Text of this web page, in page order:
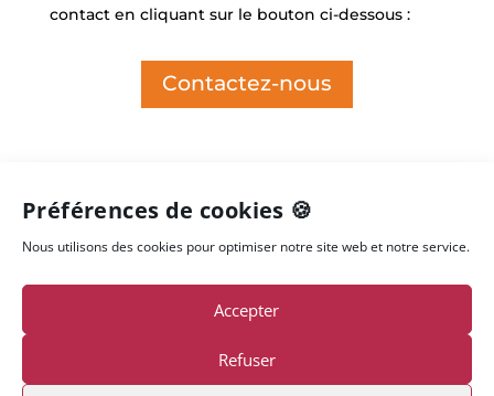
Préférences de cookies 🍪
Nous utilisons des cookies pour optimiser notre site web et notre service.
Accepter
Refuser
contact en cliquant sur le bouton ci-dessous :
Contactez-nous